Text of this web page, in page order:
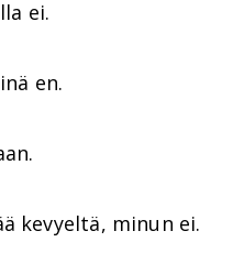
ei.
en.
kevyeltä, minun ei.